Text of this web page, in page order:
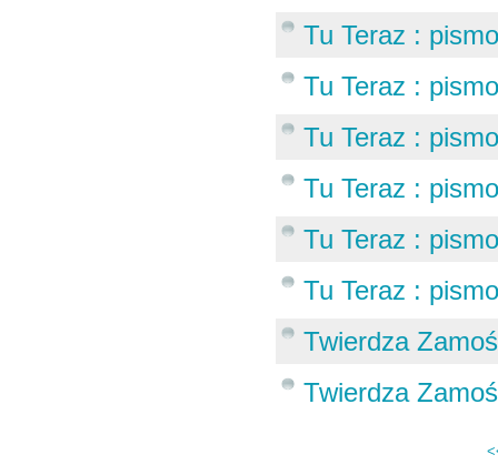
Tu Teraz :
Tu Teraz :
Tu Teraz :
Tu Teraz :
Tu Teraz :
Tu Teraz :
Twierdza
Twierdza